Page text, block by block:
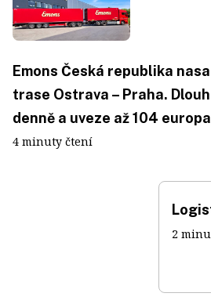
Emons Česká republika
trase Ostrava – Praha.
denně a uveze až 104
4 minuty čtení
2